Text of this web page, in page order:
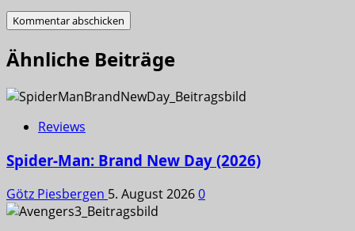
Ähnliche Beiträge
Reviews
Spider-Man: Brand New Day (2026)
Götz Piesbergen 5. August 20260